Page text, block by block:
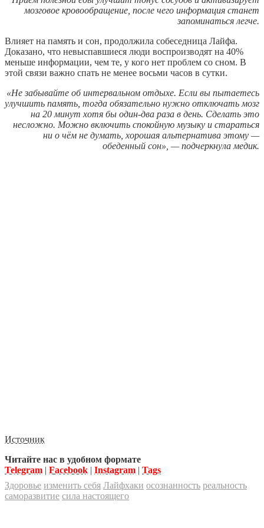
мозговое кровообращение, после чего информация станет
запоминаться легче.
Влияет на память и сон, продолжила собеседница Лайфа.
Доказано, что невыспавшиеся люди воспроизводят на 40%
меньше информации, чем те, у кого нет проблем со сном. В
этой связи важно спать не менее восьми часов в сутки.
«Не забывайте об интервальном отдыхе. Если вы пытаетесь
улучшить память, тогда обязательно нужно отключать мозг
на 20 минут хотя бы один-два раза в день. Сделать это
несложно. Можно включить спокойную музыку и стараться
ни о чём не думать, хорошая альтернатива этому —
обеденный сон», — подчеркнула медик.
Источник
Читайте нас в удобном формате
Telegram | Facebook | Instagram | Tags
Здоровье изменить себя Лайфхаки осознанность реальность
саморазвитие сила настоящего